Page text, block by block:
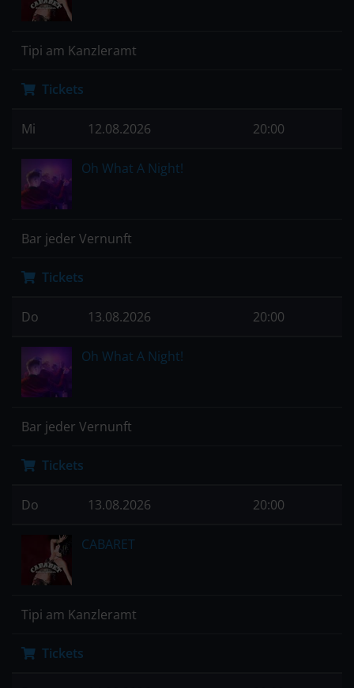
Tipi am Kanzleramt
Tickets
Mi 12.08.2026 20:00
Oh What A Night!
Bar jeder Vernunft
Tickets
Do 13.08.2026 20:00
Oh What A Night!
Bar jeder Vernunft
Tickets
Do 13.08.2026 20:00
CABARET
Tipi am Kanzleramt
Tickets